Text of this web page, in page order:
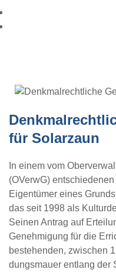
für Solarzaun
In einem vom
(OVerwG)
Eigentümer eines
das seit 1998 als
Seinen Antrag auf
Genehmigung für die
bestehenden, zwischen
dungsmauer entlang der